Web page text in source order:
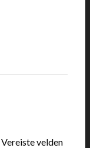
Vereiste velden